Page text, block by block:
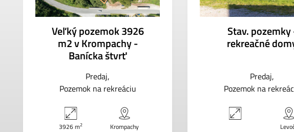
Veľký pozemok 3926
m2 v Krompachy -
Banícka štvrť
Predaj
Pozemok na rekreáciu
3926 m2 Krompachy
Stav. pozemky
rekreačné
Predaj
Pozemok na